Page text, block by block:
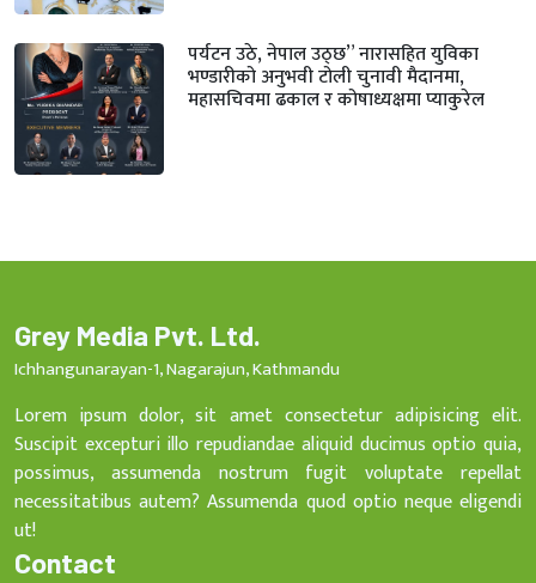
पर्यटन उठे, नेपाल उठ्छ” नारासहित युविका
भण्डारीको अनुभवी टोली चुनावी मैदानमा,
महासचिवमा ढकाल र कोषाध्यक्षमा प्याकुरेल
Grey Media Pvt. Ltd.
Ichhangunarayan-1, Nagarajun, Kathmandu
Lorem ipsum dolor, sit amet consectetur adipisicing elit.
Suscipit excepturi illo repudiandae aliquid ducimus optio quia,
possimus, assumenda nostrum fugit voluptate repellat
necessitatibus autem? Assumenda quod optio neque eligendi
ut!
Contact